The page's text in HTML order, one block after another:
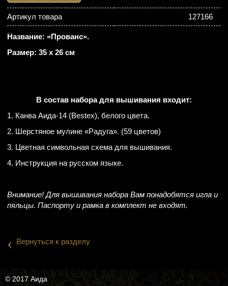
Артикул товара 127166
Название: «Прованс».
Размер: 35 х 26 см
В состав набора для вышивания входит:
1. Канва Аида-14 (Bestex), белого цвета.
2. Шерстяное мулине «Радуга». (59 цветов)
3. Цветная символьная схема для вышивания.
4. Инструкция на русском языке.
Внимание! Для вышивания набора Вам понадобятся игла и
пяльцы. Паспорту и рамка в комплект не входят.
‹ Вернуться к разделу
© 2017 Аида